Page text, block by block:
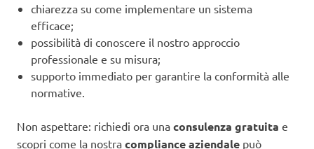
chiarezza su come implementare un sistema
efficace;
possibilità di conoscere il nostro approccio
professionale e su misura;
supporto immediato per garantire la conformità alle
normative.
Non aspettare: richiedi ora una consulenza gratuita e
scopri come la nostra compliance aziendale può